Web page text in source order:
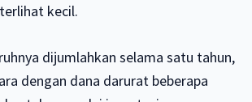
kecil.
dijumlahkan selama satu tahun,
dengan dana darurat beberapa